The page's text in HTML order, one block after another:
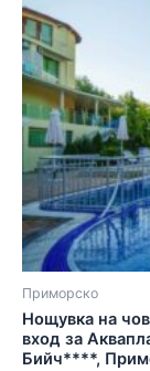
Приморско
Нощувка на
вход за
Бийч****,